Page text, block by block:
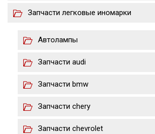
Запчасти легковые иномарки
Автолампы
Запчасти audi
Запчасти bmw
Запчасти chery
Запчасти chevrolet